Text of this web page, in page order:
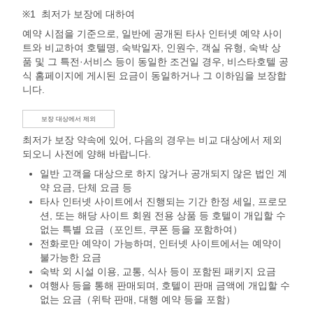
※1
최저가 보장에 대하여
예약 시점을 기준으로, 일반에 공개된 타사 인터넷 예약 사이
트와 비교하여 호텔명, 숙박일자, 인원수, 객실 유형, 숙박 상
품 및 그 특전·서비스 등이 동일한 조건일 경우, 비스타호텔 공
식 홈페이지에 게시된 요금이 동일하거나 그 이하임을 보장합
니다.
보장 대상에서 제외
최저가 보장 약속에 있어, 다음의 경우는 비교 대상에서 제외
되오니 사전에 양해 바랍니다.
일반 고객을 대상으로 하지 않거나 공개되지 않은 법인 계
약 요금, 단체 요금 등
타사 인터넷 사이트에서 진행되는 기간 한정 세일, 프로모
션, 또는 해당 사이트 회원 전용 상품 등 호텔이 개입할 수
없는 특별 요금（포인트, 쿠폰 등을 포함하여）
전화로만 예약이 가능하며, 인터넷 사이트에서는 예약이
불가능한 요금
숙박 외 시설 이용, 교통, 식사 등이 포함된 패키지 요금
여행사 등을 통해 판매되며, 호텔이 판매 금액에 개입할 수
없는 요금（위탁 판매, 대행 예약 등을 포함）